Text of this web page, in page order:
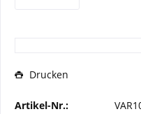
Drucken
Artikel-Nr.: